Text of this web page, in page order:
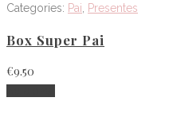
Categories: Pai Presentes
Box Super Pai
€9.50